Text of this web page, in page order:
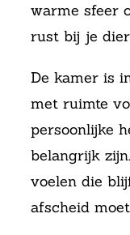
warme sfeer
rust bij je
De kamer is
met ruimte
persoonlijke
belangrijk
voelen die
afscheid